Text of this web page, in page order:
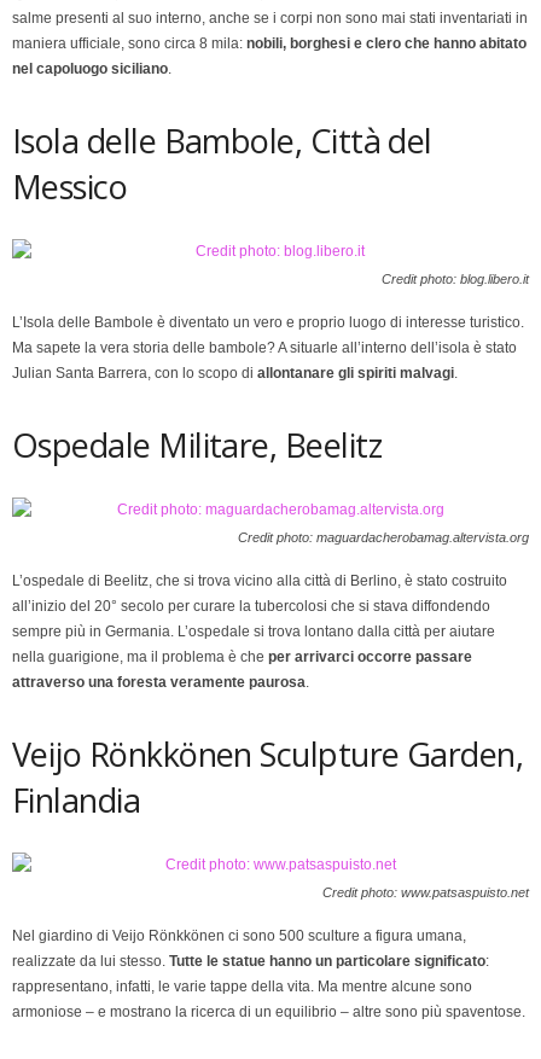
salme presenti al suo interno, anche se i corpi non sono mai stati inventariati in
maniera ufficiale, sono circa 8 mila: nobili, borghesi e clero che hanno abitato
nel capoluogo siciliano.
Isola delle Bambole, Città del
Messico
Credit photo: blog.libero.it
L’Isola delle Bambole è diventato un vero e proprio luogo di interesse turistico.
Ma sapete la vera storia delle bambole? A situarle all’interno dell’isola è stato
Julian Santa Barrera, con lo scopo di allontanare gli spiriti malvagi.
Ospedale Militare, Beelitz
Credit photo: maguardacherobamag.altervista.org
L’ospedale di Beelitz, che si trova vicino alla città di Berlino, è stato costruito
all’inizio del 20° secolo per curare la tubercolosi che si stava diffondendo
sempre più in Germania. L’ospedale si trova lontano dalla città per aiutare
nella guarigione, ma il problema è che per arrivarci occorre passare
attraverso una foresta veramente paurosa.
Veijo Rönkkönen Sculpture Garden,
Finlandia
Credit photo: www.patsaspuisto.net
Nel giardino di Veijo Rönkkönen ci sono 500 sculture a figura umana,
realizzate da lui stesso. Tutte le statue hanno un particolare significato:
rappresentano, infatti, le varie tappe della vita. Ma mentre alcune sono
armoniose – e mostrano la ricerca di un equilibrio – altre sono più spaventose.